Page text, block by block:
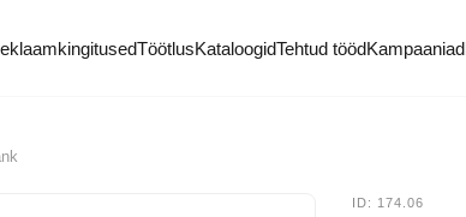
TöötlusKataloogidTehtud tööd
Tank
ID: 174.06